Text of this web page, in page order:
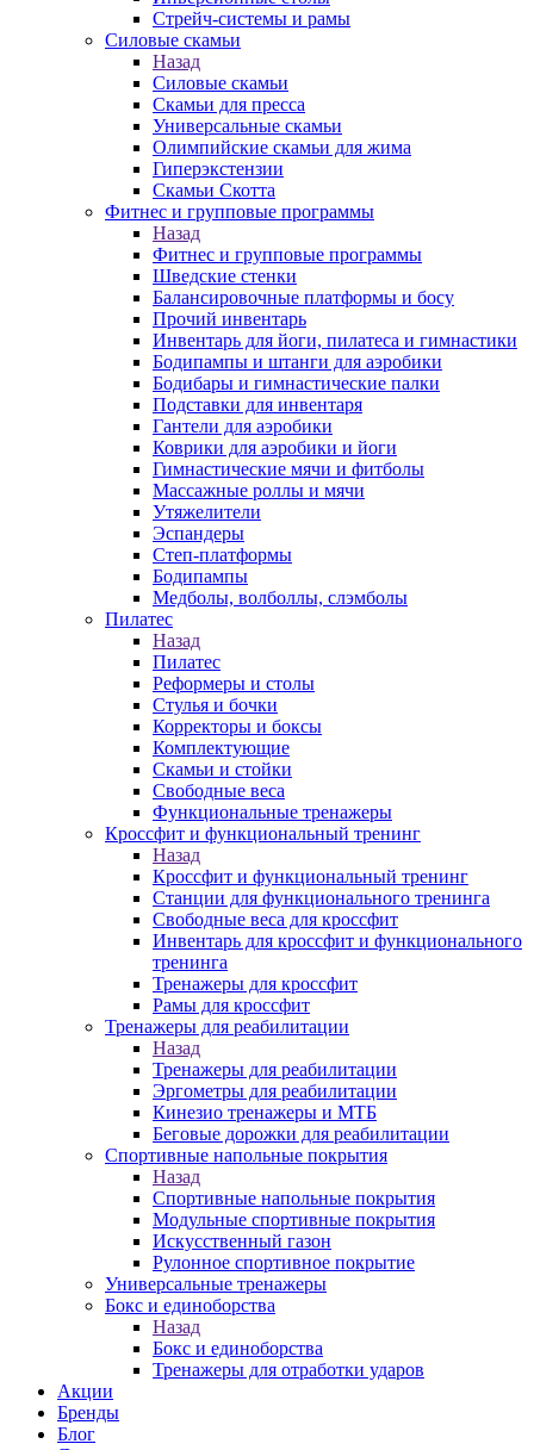
Стрейч-системы и рамы
Силовые скамьи
Назад
Силовые скамьи
Скамьи для пресса
Универсальные скамьи
Олимпийские скамьи для жима
Гиперэкстензии
Скамьи Скотта
Фитнес и групповые программы
Назад
Фитнес и групповые программы
Шведские стенки
Балансировочные платформы и босу
Прочий инвентарь
Инвентарь для йоги, пилатеса и гимнастики
Бодипампы и штанги для аэробики
Бодибары и гимнастические палки
Подставки для инвентаря
Гантели для аэробики
Коврики для аэробики и йоги
Гимнастические мячи и фитболы
Массажные роллы и мячи
Утяжелители
Эспандеры
Степ-платформы
Бодипампы
Медболы, волболлы, слэмболы
Пилатес
Назад
Пилатес
Реформеры и столы
Стулья и бочки
Корректоры и боксы
Комплектующие
Скамьи и стойки
Свободные веса
Функциональные тренажеры
Кроссфит и функциональный тренинг
Назад
Кроссфит и функциональный тренинг
Станции для функционального тренинга
Свободные веса для кроссфит
Инвентарь для кроссфит и функционального
тренинга
Тренажеры для кроссфит
Рамы для кроссфит
Тренажеры для реабилитации
Назад
Тренажеры для реабилитации
Эргометры для реабилитации
Кинезио тренажеры и МТБ
Беговые дорожки для реабилитации
Спортивные напольные покрытия
Назад
Спортивные напольные покрытия
Модульные спортивные покрытия
Искусственный газон
Рулонное спортивное покрытие
Универсальные тренажеры
Бокс и единоборства
Назад
Бокс и единоборства
Тренажеры для отработки ударов
Акции
Бренды
Блог